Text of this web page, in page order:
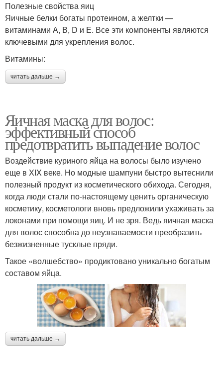
Полезные свойства яиц
Яичные белки богаты протеином, а желтки —
витаминами А, В, D и Е. Все эти компоненты являются
ключевыми для укрепления волос.
Витамины:
читать дальше →
Яичная маска для волос:
эффективный способ
предотвратить выпадение волос
Воздействие куриного яйца на волосы было изучено
еще в XIX веке. Но модные шампуни быстро вытеснили
полезный продукт из косметического обихода. Сегодня,
когда люди стали по-настоящему ценить органическую
косметику, косметологи вновь предложили ухаживать за
локонами при помощи яиц. И не зря. Ведь яичная маска
для волос способна до неузнаваемости преобразить
безжизненные тусклые пряди.
Такое «волшебство» продиктовано уникально богатым
составом яйца.
читать дальше →